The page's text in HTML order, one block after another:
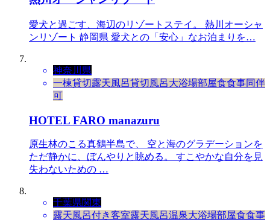
愛犬と過ごす、海辺のリゾートステイ。 熱川オーシャ
ンリゾート 静岡県 愛犬との「安心」なお泊まりを…
神奈川県
一棟貸切露天風呂貸切風呂大浴場部屋食食事同伴
可
HOTEL FARO manazuru
原生林のこる真鶴半島で、 空と海のグラデーションを
ただ静かに、ぼんやりと眺める。 すこやかな自分を見
失わないための …
千葉県関東
露天風呂付き客室露天風呂温泉大浴場部屋食食事